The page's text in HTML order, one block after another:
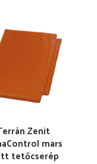
Zenit
mars
tetőcserép